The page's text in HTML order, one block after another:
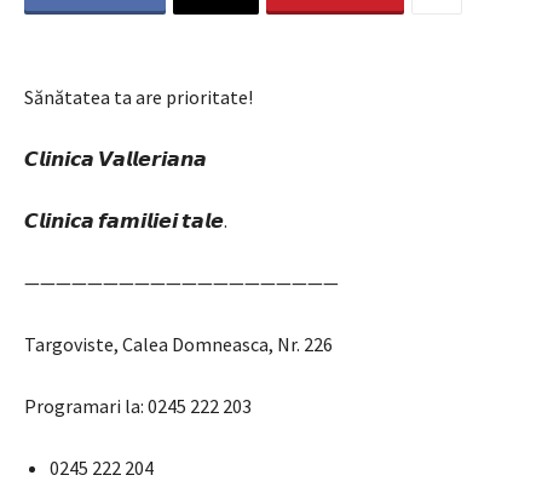
Sănătatea ta are prioritate!
𝘾𝙡𝙞𝙣𝙞𝙘𝙖 𝙑𝙖𝙡𝙡𝙚𝙧𝙞𝙖𝙣𝙖
𝘾𝙡𝙞𝙣𝙞𝙘𝙖 𝙛𝙖𝙢𝙞𝙡𝙞𝙚𝙞 𝙩𝙖𝙡𝙚.
————————————————————
Targoviste, Calea Domneasca, Nr. 226
Programari la: 0245 222 203
0245 222 204